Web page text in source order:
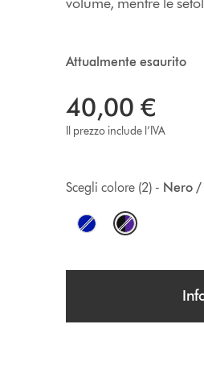
Attualmente esaurito
40,00 €
Il prezzo include l’IVA
Nero /
Scegli colore (2) -
O
t